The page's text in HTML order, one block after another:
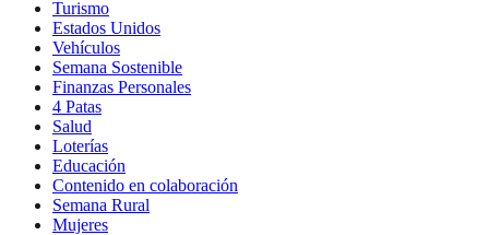
Turismo
Estados Unidos
Vehículos
Semana Sostenible
Finanzas Personales
4 Patas
Salud
Loterías
Educación
Contenido en colaboración
Semana Rural
Mujeres